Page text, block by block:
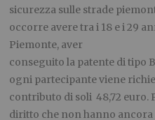
sicurezza sulle strade
occorre avere tra i 18 e i 29
Piemonte, aver
conseguito la patente di tipo
ogni partecipante viene
contributo di soli 48,72 euro.
diritto che non hanno ancora